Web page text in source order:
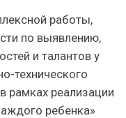
работы,
по выявлению,
и талантов у
технического
рамках реализации
ребенка»